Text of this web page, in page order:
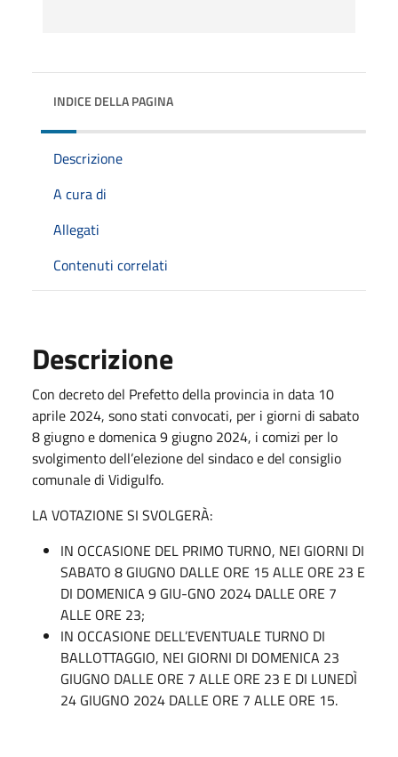
INDICE DELLA PAGINA
Descrizione
A cura di
Allegati
Contenuti correlati
Descrizione
Con decreto del Prefetto della provincia in data 10
aprile 2024, sono stati convocati, per i giorni di sabato
8 giugno e domenica 9 giugno 2024, i comizi per lo
svolgimento dell’elezione del sindaco e del consiglio
comunale di Vidigulfo.
LA VOTAZIONE SI SVOLGERÀ:
IN OCCASIONE DEL PRIMO TURNO, NEI GIORNI DI
SABATO 8 GIUGNO DALLE ORE 15 ALLE ORE 23 E
DI DOMENICA 9 GIU-GNO 2024 DALLE ORE 7
ALLE ORE 23;
IN OCCASIONE DELL’EVENTUALE TURNO DI
BALLOTTAGGIO, NEI GIORNI DI DOMENICA 23
GIUGNO DALLE ORE 7 ALLE ORE 23 E DI LUNEDÌ
24 GIUGNO 2024 DALLE ORE 7 ALLE ORE 15.